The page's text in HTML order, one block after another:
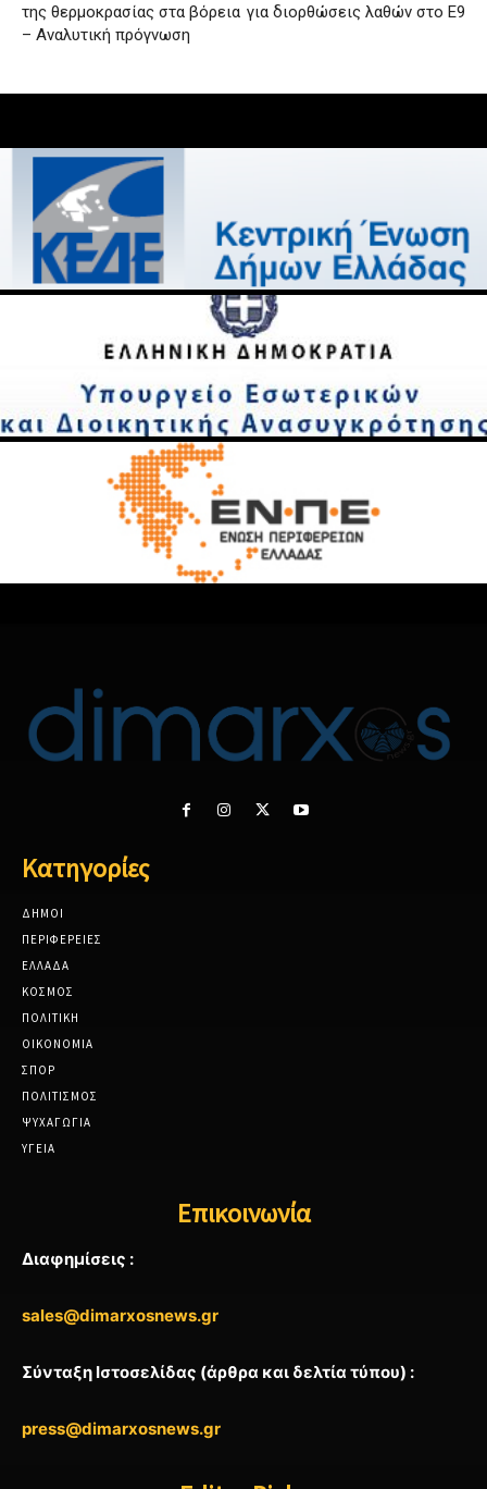
της θερμοκρασίας στα βόρεια
– Αναλυτική πρόγνωση
για διορθώσεις λαθών στο Ε9
Κατηγορίες
ΔΗΜΟΙ
ΠΕΡΙΦΕΡΕΙΕΣ
ΕΛΛΑΔΑ
ΚΟΣΜΟΣ
ΠΟΛΙΤΙΚΗ
ΟΙΚΟΝΟΜΙΑ
ΣΠΟΡ
ΠΟΛΙΤΙΣΜΟΣ
ΨΥΧΑΓΩΓΙΑ
ΥΓΕΙΑ
Επικοινωνία
Διαφημίσεις :
sales@dimarxosnews.gr
Σύνταξη Ιστοσελίδας (άρθρα και δελτία τύπου) :
press@dimarxosnews.gr